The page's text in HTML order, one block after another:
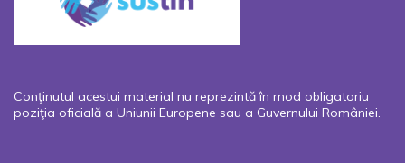
Conţinutul acestui material nu reprezintă în mod obligatoriu
poziţia oficială a Uniunii Europene sau a Guvernului României.